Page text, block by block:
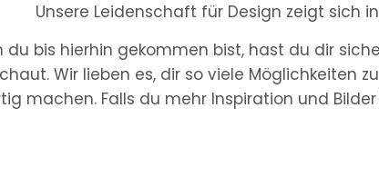
Unsere Leidenschaft für Design zeigt sich
du bis hierhin gekommen bist, hast du dir
Wir lieben es, dir so viele Möglichkeiten
machen. Falls du mehr Inspiration und